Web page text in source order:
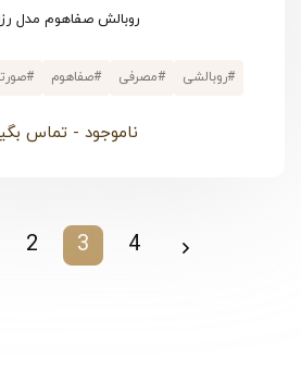
روبالش صفاهوم مدل
#روبالشی #مصرفی #صفاهوم #
ناموجود - تماس
2 3 4